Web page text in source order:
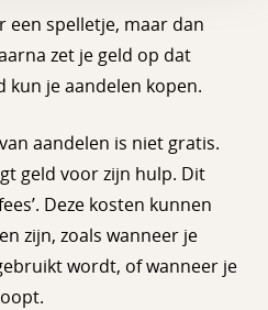
een spelletje, maar dan
zet je geld op dat
kun je aandelen kopen.
aandelen is niet gratis.
geld voor zijn hulp. Dit
Deze kosten kunnen
zijn, zoals wanneer je
wordt, of wanneer je